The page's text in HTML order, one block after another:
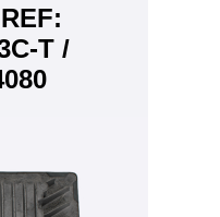
T /